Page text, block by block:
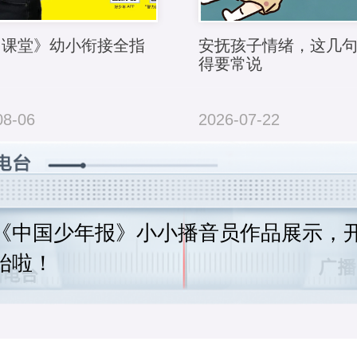
堂》幼小衔接全指
06
安抚孩子情绪，这几
得要常说
2026-07-22
中国少年报》小小播音员作品展示，
啦！